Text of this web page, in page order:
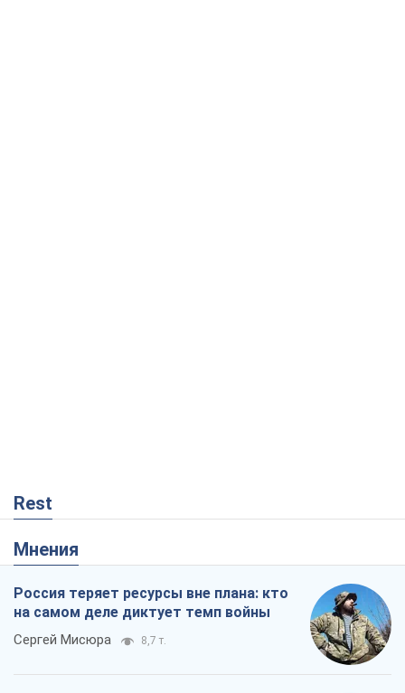
Rest
Мнения
Россия теряет ресурсы вне плана: кто
на самом деле диктует темп войны
Сергей Мисюра 8,7 т.